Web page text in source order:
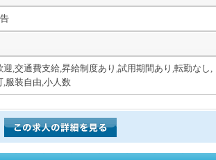
,交通費支給,昇給制度あり,試用期間あり,転勤なし,
服装自由,小人数